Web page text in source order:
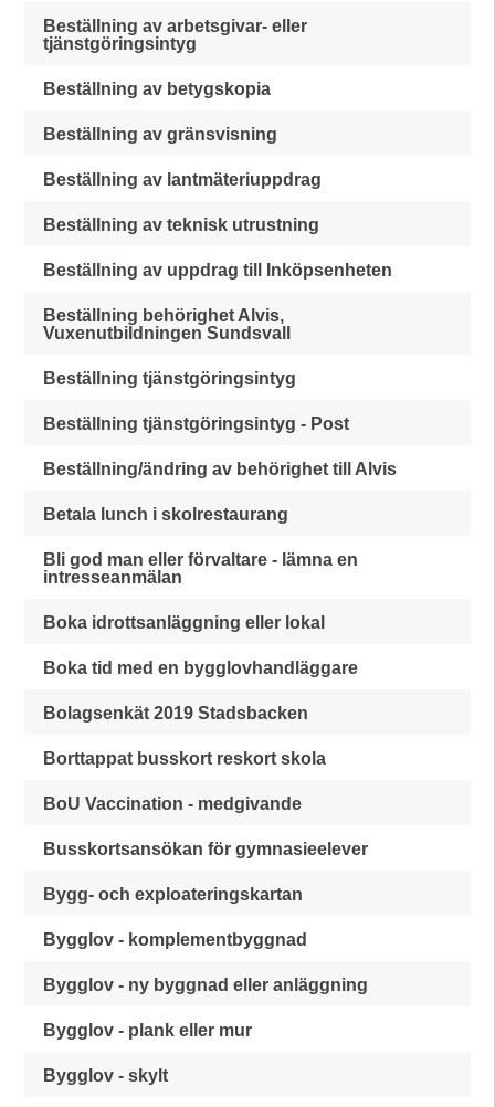
Beställning av arbetsgivar- eller
tjänstgöringsintyg
Beställning av betygskopia
Beställning av gränsvisning
Beställning av lantmäteriuppdrag
Beställning av teknisk utrustning
Beställning av uppdrag till Inköpsenheten
Beställning behörighet Alvis,
Vuxenutbildningen Sundsvall
Beställning tjänstgöringsintyg
Beställning tjänstgöringsintyg - Post
Beställning/ändring av behörighet till Alvis
Betala lunch i skolrestaurang
Bli god man eller förvaltare - lämna en
intresseanmälan
Boka idrottsanläggning eller lokal
Boka tid med en bygglovhandläggare
Bolagsenkät 2019 Stadsbacken
Borttappat busskort reskort skola
BoU Vaccination - medgivande
Busskortsansökan för gymnasieelever
Bygg- och exploateringskartan
Bygglov - komplementbyggnad
Bygglov - ny byggnad eller anläggning
Bygglov - plank eller mur
Bygglov - skylt